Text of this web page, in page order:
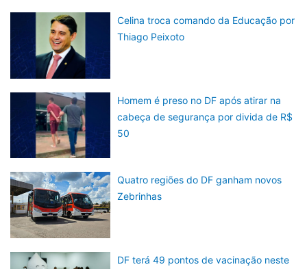
Celina troca comando da Educação por
Thiago Peixoto
Homem é preso no DF após atirar na
cabeça de segurança por divida de R$
50
Quatro regiões do DF ganham novos
Zebrinhas
DF terá 49 pontos de vacinação neste